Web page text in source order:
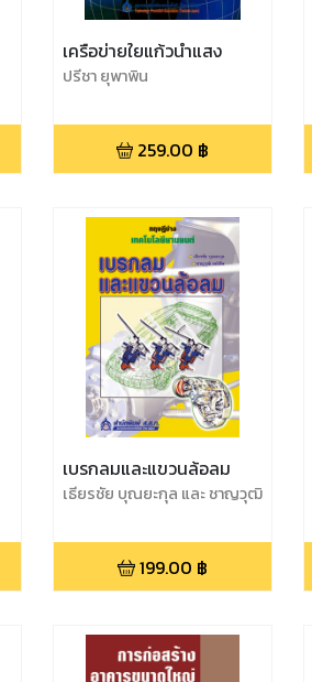
เครือข่ายใยแก้วนำแสง
ปรีชา ยุพาพิน
259.00 ฿
เบรกลมและแขวนล้อลม
เธียรชัย บุณยะกุล และ ชาญวุฒิ
199.00 ฿